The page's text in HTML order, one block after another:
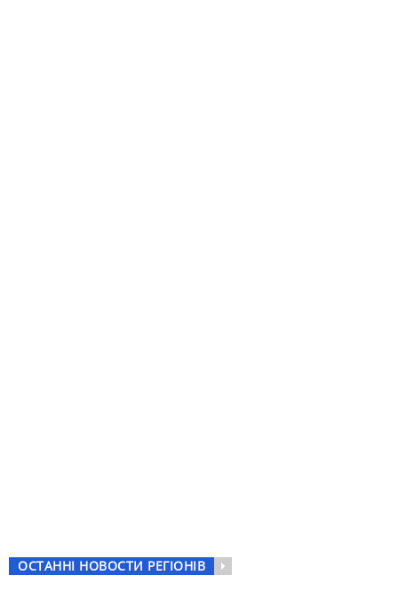
ОСТАННІ НОВОСТИ РЕГІОНІВ